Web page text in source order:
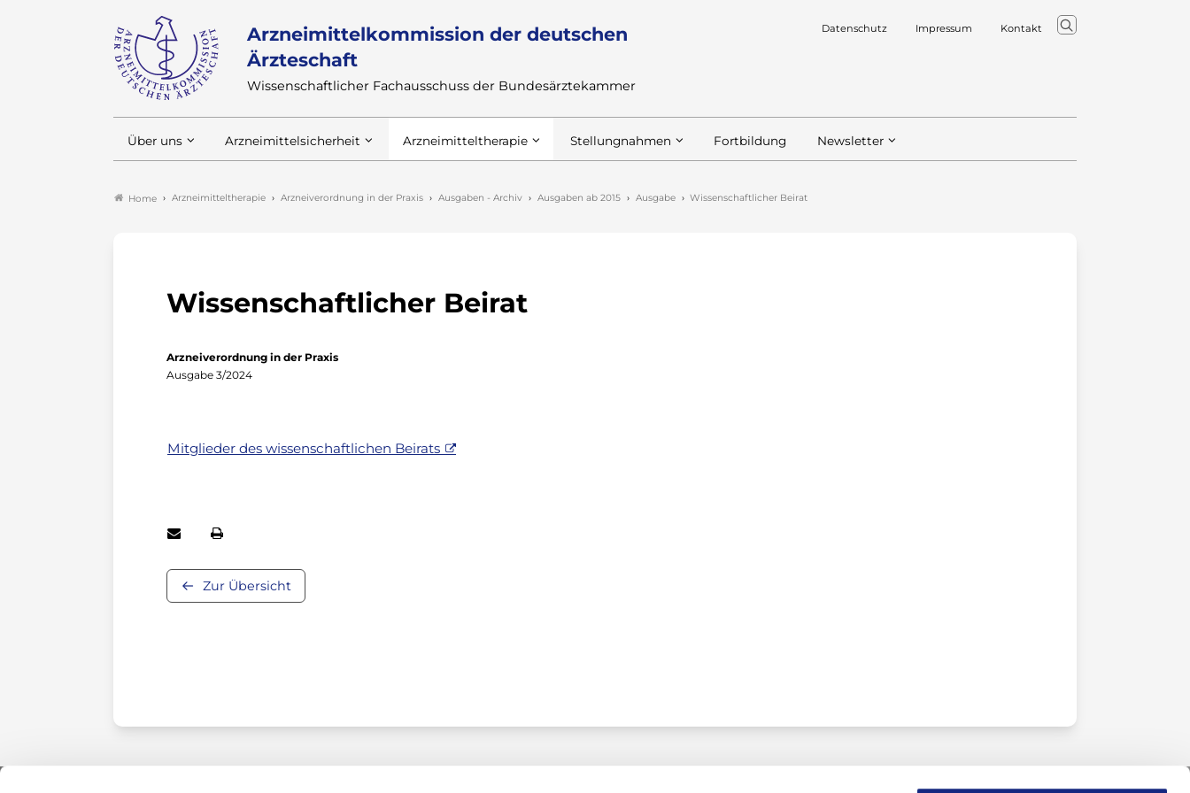
Arzneimittelkommission der deutschen
Ärzteschaft
Wissenschaftlicher Fachausschuss der Bundesärztekammer
Datenschutz Impressum Kontakt
Über uns Arzneimittelsicherheit Arzneimitteltherapie Stellungnahmen Fortbildung Newsletter
Home Arzneimitteltherapie Arzneiverordnung in der Praxis Ausgaben - Archiv Ausgaben ab 2015 Ausgabe Wissenschaftlicher Beirat
Wissenschaftlicher Beirat
Arzneiverordnung in der Praxis
Ausgabe 3/2024
Mitglieder des wissenschaftlichen Beirats
Zur Übersicht